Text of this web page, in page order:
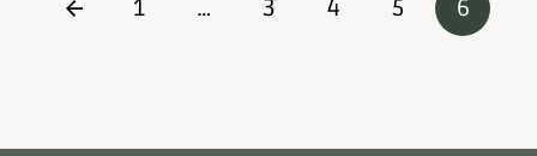
1 … 3 4 5 6